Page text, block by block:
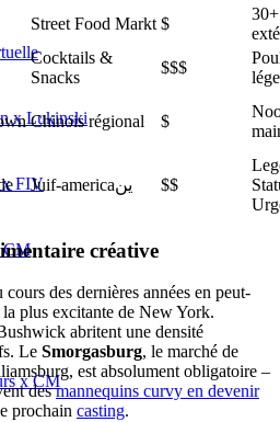
x Lukinski
x FIV
CM
x CM
Street Food Markt $
Cocktails &
Snacks
$$$
Chinois régional $
Juif-americaين $$
créative
des dernières années en peut-
plus excitante de New York.
abritent une densité
Le Smorgasburg, le marché de
est absolument obligatoire –
desmannequins curvy en devenir
prochain casting.